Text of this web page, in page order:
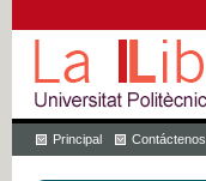
Principal Contáctenos